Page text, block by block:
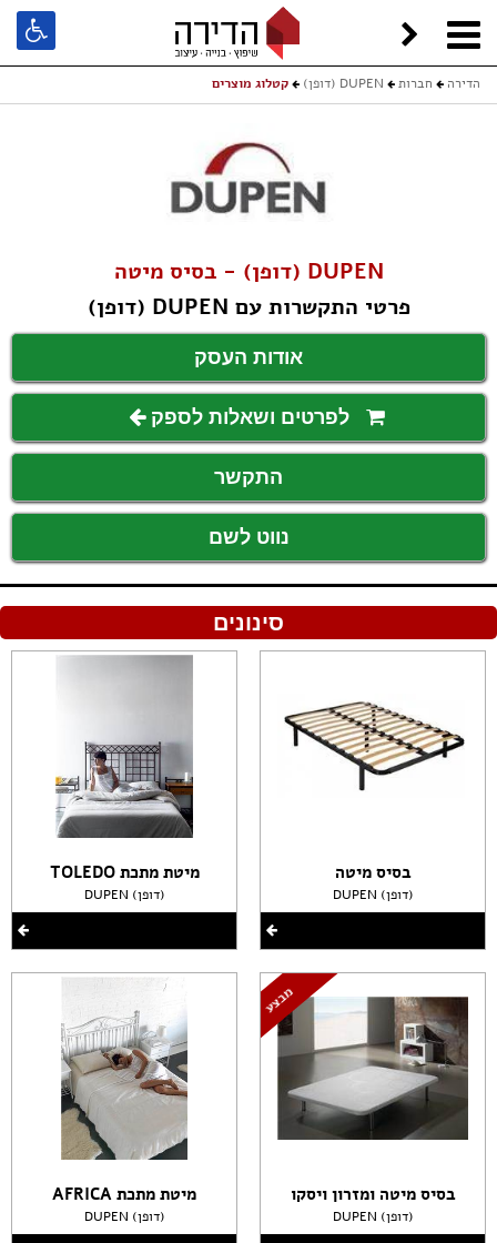
הדירה חברות DUPEN (דופן) קטלוג מוצרים
DUPEN (דופן) - בסיס מיטה
פרטי התקשרות עם DUPEN (דופן)
אודות העסק
לפרטים ושאלות לספק
התקשר
נווט לשם
סינונים
בסיס מיטה
DUPEN (דופן)
בסיס מיטה ומזרון ויסקו
DUPEN (דופן)
מיטת מתכת TOLEDO
DUPEN (דופן)
מיטת מתכת AFRICA
DUPEN (דופן)